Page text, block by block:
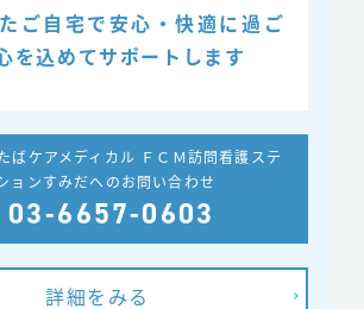
ご自宅で安心・快適に過ご
を込めてサポートします
ばケアメディカル ＦＣＭ訪問看護ステ
ョンすみだへのお問い合わせ
03-6657-0603
詳細をみる